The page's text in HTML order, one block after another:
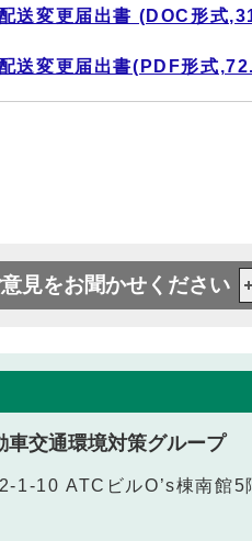
送変更届出書 (DOC形式
送変更届出書(PDF形式
見をお聞かせください
交通環境対策グループ
1-10 ATCビルO’s棟南館5